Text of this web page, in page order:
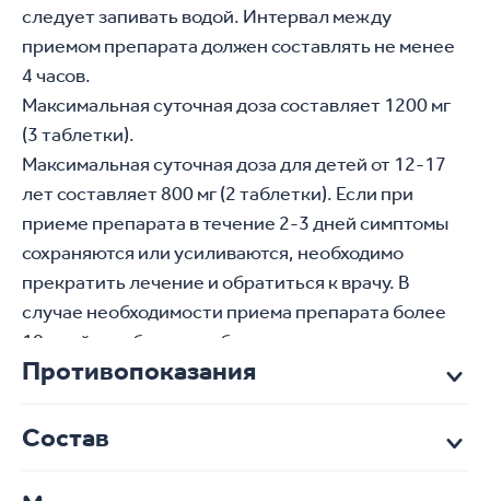
следует запивать водой. Интервал между
приемом препарата должен составлять не менее
4 часов.
Максимальная суточная доза составляет 1200 мг
(3 таблетки).
Максимальная суточная доза для детей от 12-17
лет составляет 800 мг (2 таблетки). Если при
приеме препарата в течение 2-3 дней симптомы
сохраняются или усиливаются, необходимо
прекратить лечение и обратиться к врачу. В
случае необходимости приема препарата более
10 дней, необходимо обратиться к врачу.
Противопоказания
Противопоказания
Состав